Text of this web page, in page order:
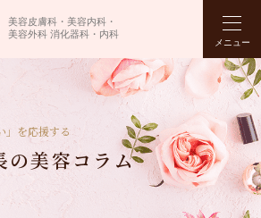
美容皮膚科・美容内科・
美容外科 消化器科・内科
メニュー
」を応援する
の美容コラム